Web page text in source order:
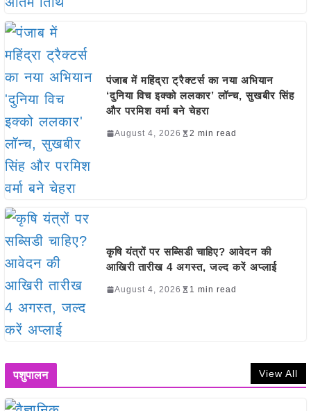
पंजाब में महिंद्रा ट्रैक्टर्स का नया अभियान
‘दुनिया विच इक्को ललकार’ लॉन्च, सुखबीर सिंह
और परमिश वर्मा बने चेहरा
August 4, 2026 2 min read
कृषि यंत्रों पर सब्सिडी चाहिए? आवेदन की
आखिरी तारीख 4 अगस्त, जल्द करें अप्लाई
August 4, 2026 1 min read
पशुपालन View All